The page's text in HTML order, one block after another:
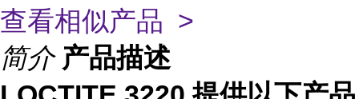
查看相似产品 >
简介 产品描述